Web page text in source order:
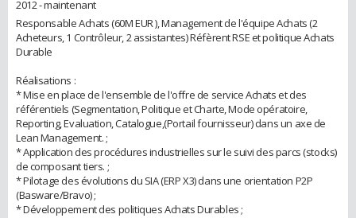
2012 - maintenant
Responsable Achats (60M EUR ), Management de l'équipe Achats (2
Acheteurs, 1 Contrôleur, 2 assistantes) Réfèrent RSE et politique Achats
Durable
Réalisations :
* Mise en place de l'ensemble de l'offre de service Achats et des
référentiels (Segmentation, Politique et Charte, Mode opératoire,
Reporting, Evaluation, Catalogue,(Portail fournisseur) dans un axe de
Lean Management. ;
* Application des procédures industrielles sur le suivi des parcs (stocks)
de composant tiers. ;
* Pilotage des évolutions du SIA (ERP X3) dans une orientation P2P
(Basware/Bravo) ;
* Développement des politiques Achats Durables ;